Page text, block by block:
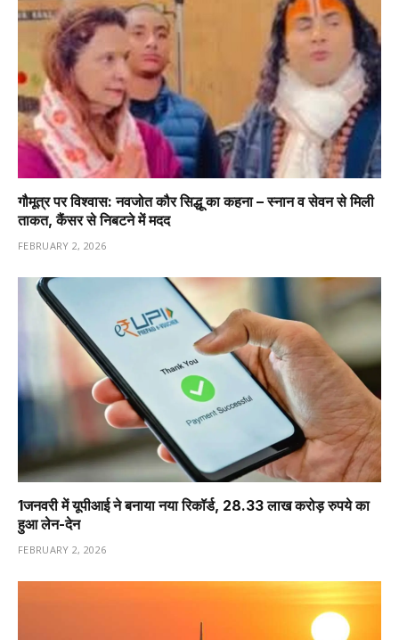
गौमूत्र पर विश्वास: नवजोत कौर सिद्धू का कहना – स्नान व सेवन से मिली
ताकत, कैंसर से निबटने में मदद
FEBRUARY 2, 2026
1️जनवरी में यूपीआई ने बनाया नया रिकॉर्ड, 28.33 लाख करोड़ रुपये का
हुआ लेन-देन
FEBRUARY 2, 2026